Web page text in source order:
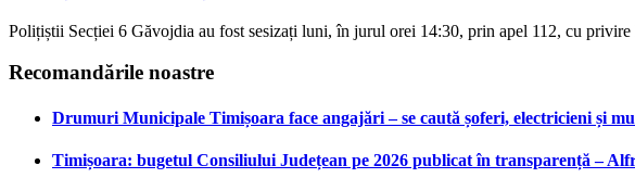
Polițiștii Secției 6 Găvojdia au fost sesizați luni, în jurul orei 14:30, prin apel 112, cu
Recomandările noastre
Drumuri Municipale Timișoara face angajări – se caută șoferi, electricieni și
Timișoara: bugetul Consiliului Județean pe 2026 publicat în transparență –